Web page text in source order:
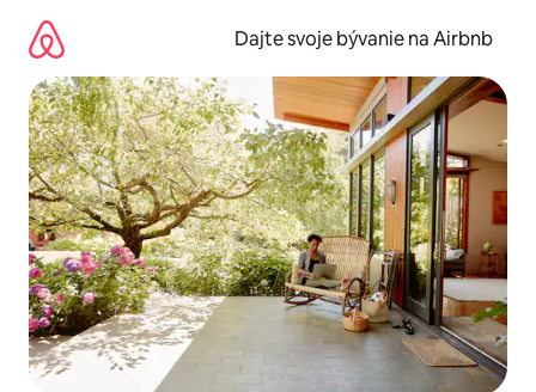
obsah.
Dajte svoje bývanie na Airbnb